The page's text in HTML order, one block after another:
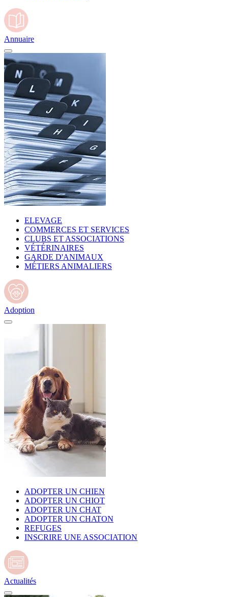
Annuaire
ELEVAGE
COMMERCES ET SERVICES
CLUBS ET ASSOCIATIONS
VÉTÉRINAIRES
GARDE D'ANIMAUX
MÉTIERS ANIMALIERS
Adoption
ADOPTER UN CHIEN
ADOPTER UN CHIOT
ADOPTER UN CHAT
ADOPTER UN CHATON
REFUGES
INSCRIRE UNE ASSOCIATION
Actualités